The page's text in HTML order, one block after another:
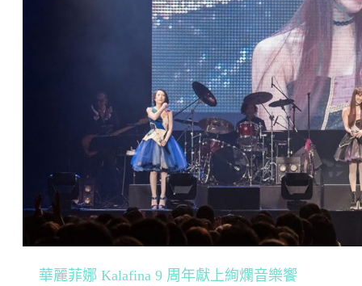
華麗菲娜 Kalafina 9 周年獻上絢爛音樂饗